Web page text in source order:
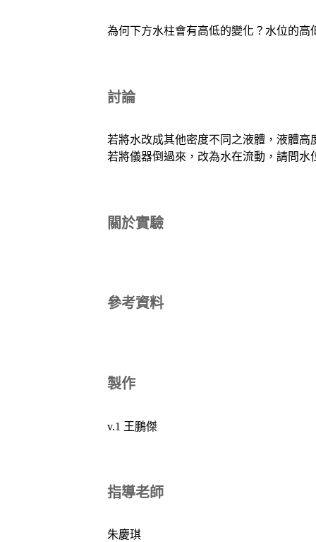
為何下方水柱會有高低的變化？水位的
討論
若將水改成其他密度不同之液體，液體
若將儀器倒過來，改為水在流動，請問水
關於實驗
參考資料
製作
v.1 王鵬傑
指導老師
朱慶琪